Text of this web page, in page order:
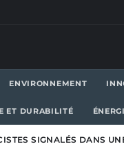
ENVIRONNEMENT
ET DURABILITÉ
SIGNALÉS DANS